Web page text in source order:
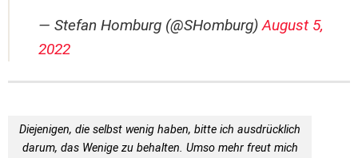
— Stefan Homburg (@SHomburg)August 5,
2022
Diejenigen, die selbst wenig haben, bitte ich ausdrücklich
darum, das Wenige zu behalten. Umso mehr freut mich